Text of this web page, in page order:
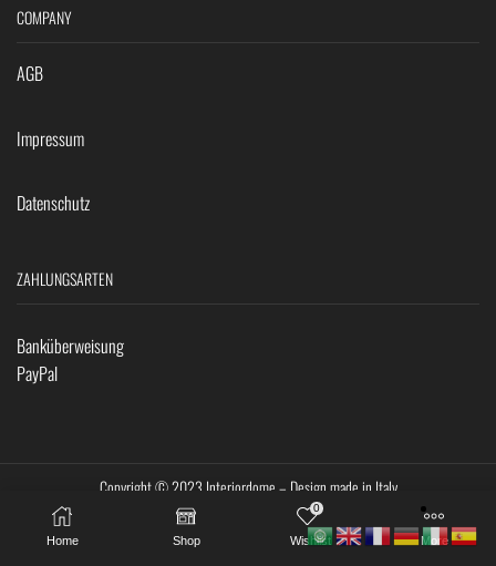
COMPANY
AGB
Impressum
Datenschutz
ZAHLUNGSARTEN
Banküberweisung
PayPal
Copyright © 2023 Interiordome – Design made in Italy
Home Shop
0
Wishlist More